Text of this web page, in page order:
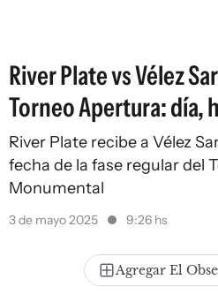
River Plate vs Vélez
Torneo Apertura: día,
River Plate recibe a Vélez
fecha de la fase regular del
Monumental
3 de mayo 2025 9:26 hs
Agregar El